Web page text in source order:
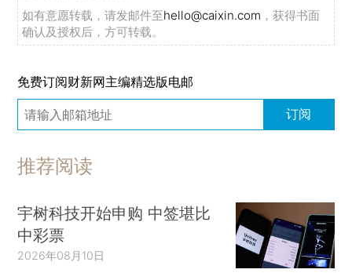
如有意愿转载，请发邮件至hello@caixin.com ，获得书面
确认及授权后，方可转载。
免费订阅财新网主编精选版电邮
订阅
推荐阅读
宇树科技开始申购 中签堪比
中彩票
2026年08月10日